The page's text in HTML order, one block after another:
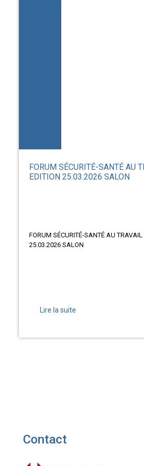
FORUM SÉCURITÉ-SANTÉ AU
EDITION 25.03.2026 SALON
FORUM SÉCURITÉ-SANTÉ AU TRAVAIL
25.03.2026 SALON
Lire la suite
Contact